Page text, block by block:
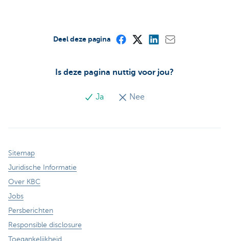
Is deze pagina nuttig voor jou?
Ja Nee
Deel deze pagina
Sitemap
Juridische Informatie
Over KBC
Jobs
Persberichten
Responsible disclosure
Toegankelijkheid